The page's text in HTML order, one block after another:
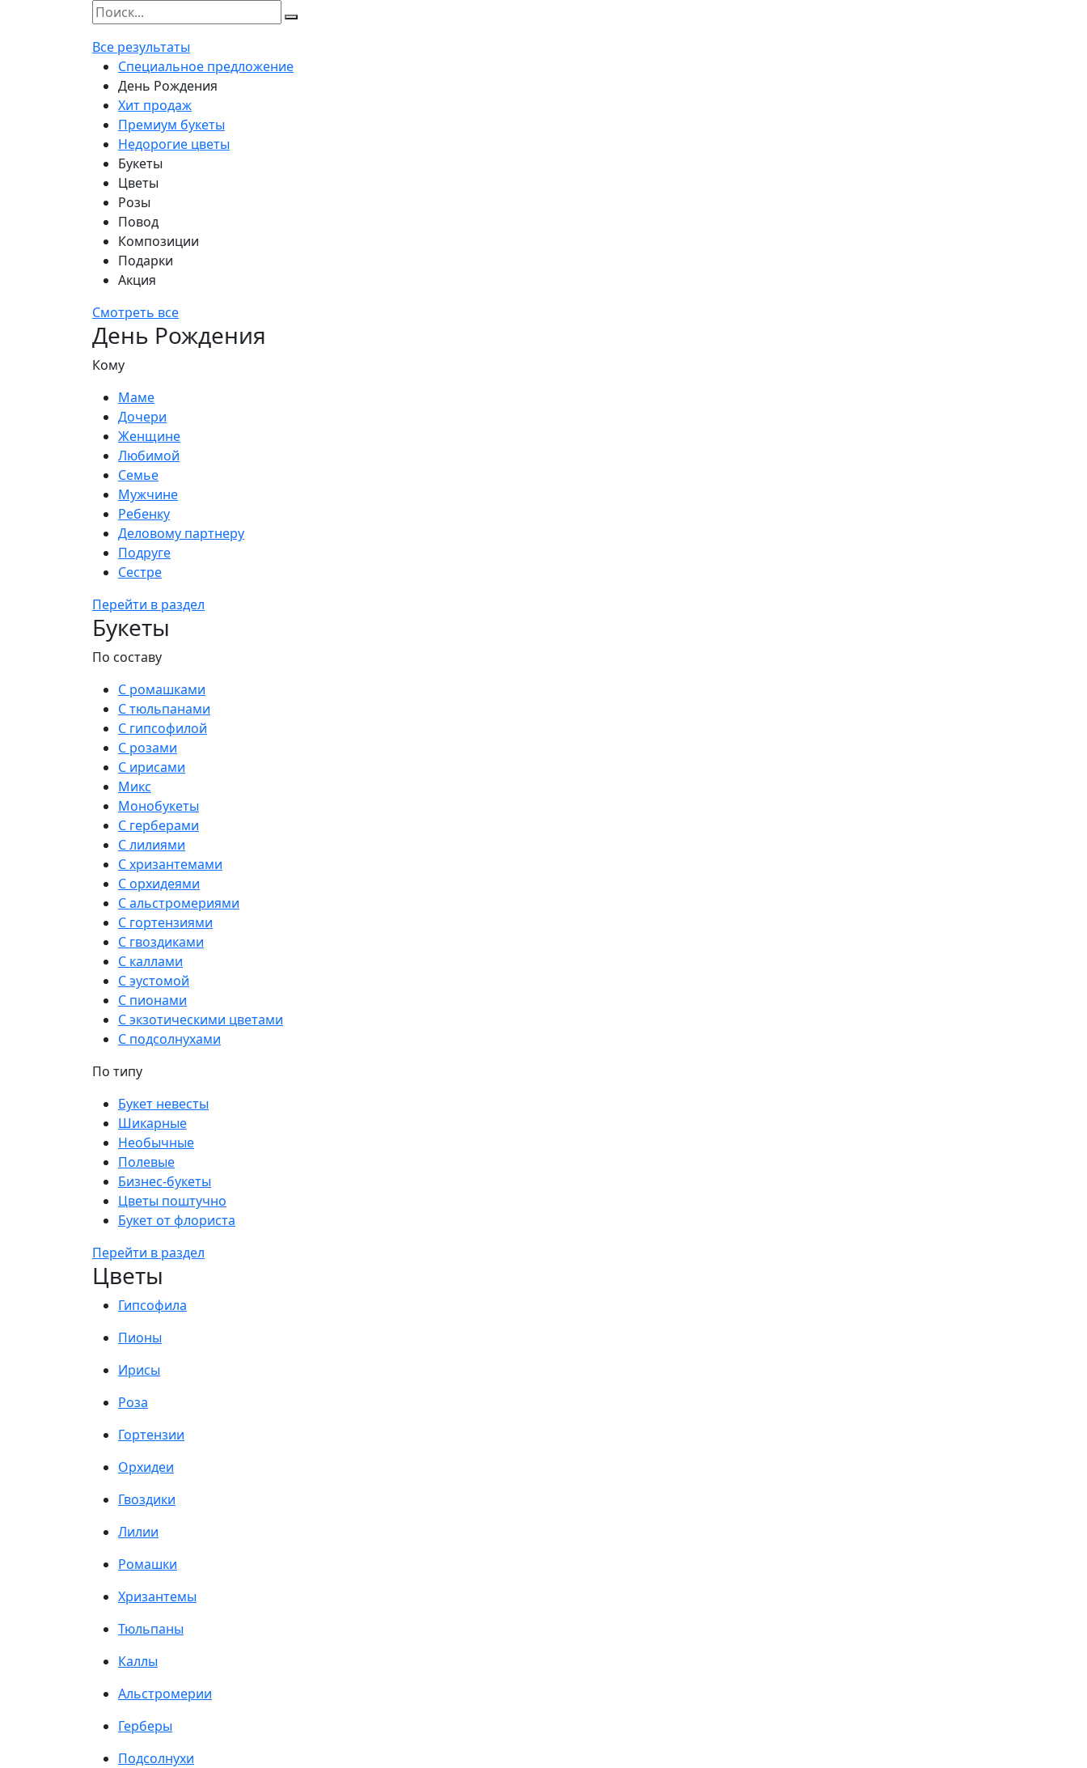
Все результаты
Специальное предложение
День Рождения
Хит продаж
Премиум букеты
Недорогие цветы
Букеты
Цветы
Розы
Повод
Композиции
Подарки
Акция
Смотреть все
День Рождения
Кому
Маме
Дочери
Женщине
Любимой
Семье
Мужчине
Ребенку
Деловому партнеру
Подруге
Сестре
Перейти в раздел
Букеты
По составу
С ромашками
С тюльпанами
С гипсофилой
С розами
С ирисами
Микс
Монобукеты
С герберами
С лилиями
С хризантемами
С орхидеями
С альстромериями
С гортензиями
С гвоздиками
С каллами
С эустомой
С пионами
С экзотическими цветами
С подсолнухами
По типу
Букет невесты
Шикарные
Необычные
Полевые
Бизнес-букеты
Цветы поштучно
Букет от флориста
Перейти в раздел
Цветы
Гипсофила
Пионы
Ирисы
Роза
Гортензии
Орхидеи
Гвоздики
Лилии
Ромашки
Хризантемы
Тюльпаны
Каллы
Альстромерии
Герберы
Подсолнухи